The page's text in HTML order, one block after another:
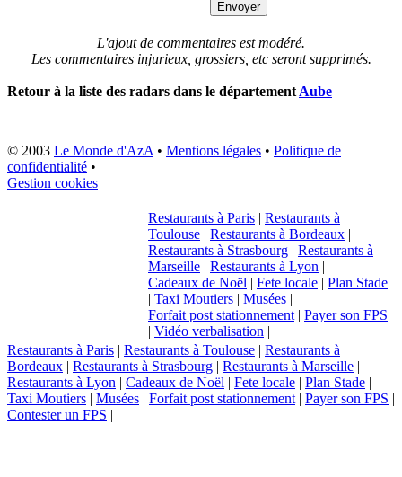
L'ajout de commentaires est modéré.
Les commentaires injurieux, grossiers, etc seront supprimés.
Retour à la liste des radars dans le département Aube
© 2003 Le Monde d'AzA • Mentions légales • Politique de
confidentialité •
Gestion cookies
Restaurants à Paris | Restaurants à
Toulouse | Restaurants à Bordeaux |
Restaurants à Strasbourg | Restaurants à
Marseille | Restaurants à Lyon |
Cadeaux de Noël | Fete locale | Plan Stade
| Taxi Moutiers | Musées |
Forfait post stationnement | Payer son FPS
| Vidéo verbalisation |
Restaurants à Paris | Restaurants à Toulouse | Restaurants à
Bordeaux | Restaurants à Strasbourg | Restaurants à Marseille |
Restaurants à Lyon | Cadeaux de Noël | Fete locale | Plan Stade |
Taxi Moutiers | Musées | Forfait post stationnement | Payer son FPS |
Contester un FPS |